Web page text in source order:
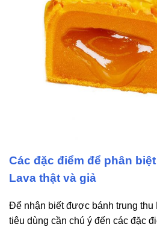
Các đặc điểm để phân
Lava thật và giả
Để nhận biết được bánh trung thu
tiêu dùng cần chú ý đến các đặc